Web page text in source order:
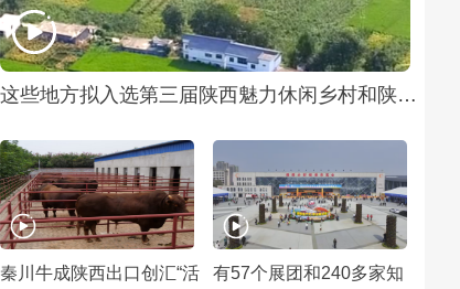
这些地方拟入选第三届陕西魅力休闲乡村和陕西特色魅力田园推介名单
秦川牛成陕西出口创汇“活
有57个展团和240多家知